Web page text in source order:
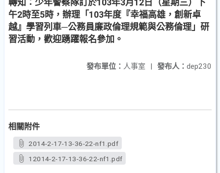
轉知：少年警察隊訂於103年3月12日（星期三）下
午2時至5時，辦理「103年度『幸福高雄，創新卓
越』學習列車─公務員廉政倫理規範與公務倫理」研
習活動，歡迎踴躍報名參加。
發布人： dep230
發布單位： 人事室 |
相關附件
2014-2-17-13-36-22-nf1.pdf
12014-2-17-13-36-22-nf1.pdf